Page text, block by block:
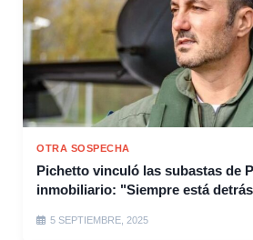
OTRA SOSPECHA
Pichetto vinculó las subastas de
inmobiliario: "Siempre está
5 SEPTIEMBRE, 2025